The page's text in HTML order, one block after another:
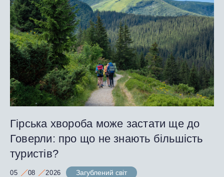
Гірська хвороба може застати ще до
Говерли: про що не знають більшість
туристів?
05 08 2026
Загублений світ